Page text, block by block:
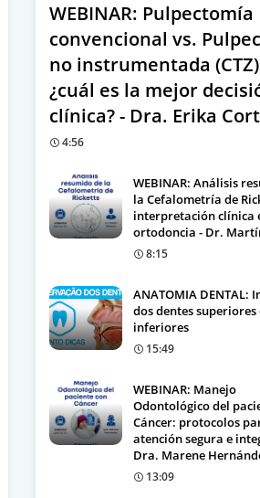
WEBINAR: Pulpectomía
convencional vs.
no instrumentada
¿cuál es la mejor
clínica? - Dra. Erika
4:56
WEBINAR: Análisis
la Cefalometría de
interpretación clínica
ortodoncia - Dr.
8:15
ANATOMIA DENTAL:
dos dentes superiores
inferiores
15:49
WEBINAR: Manejo
Odontológico del
Cáncer: protocolos
atención segura e
Dra. Marene
13:09